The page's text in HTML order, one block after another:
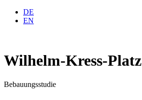
DE
EN
Wilhelm-Kress-Platz
Bebauungsstudie